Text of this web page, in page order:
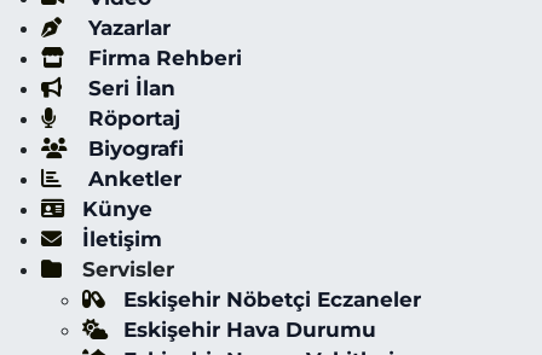
Yazarlar
Firma Rehberi
Seri İlan
Röportaj
Biyografi
Anketler
Künye
İletişim
Servisler
Eskişehir Nöbetçi Eczaneler
Eskişehir Hava Durumu